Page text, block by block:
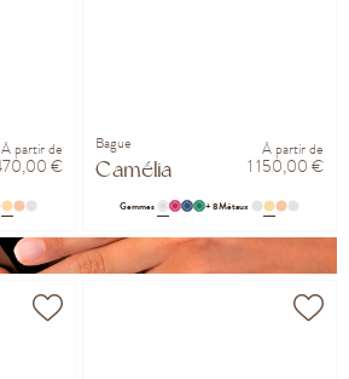
À partir de
€
Bague
Camélia
À partir de
1 150,00 €
Gemmes + 8Métaux